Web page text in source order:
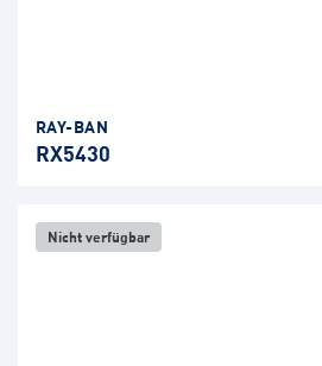
RAY-BAN
RX5430
Nicht verfügbar